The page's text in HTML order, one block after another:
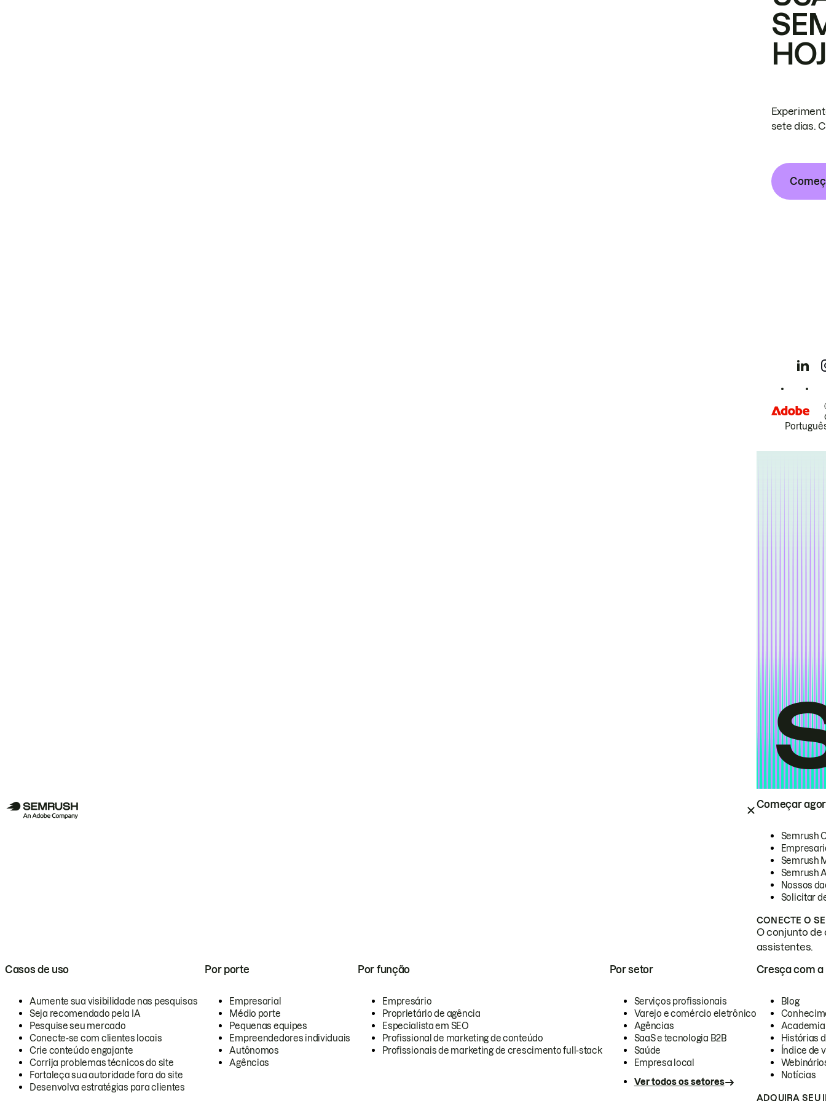
Começar
Semrush
Semrush
Semrush
Nossos
Solicitar
CONECTE O
O conjunto de
assistentes.
Casos de uso
Aumente sua visibilidade nas pesquisas
Seja recomendado pela IA
Pesquise seu mercado
Conecte-se com clientes locais
Crie conteúdo engajante
Corrija problemas técnicos do site
Fortaleça sua autoridade fora do site
Desenvolva estratégias para clientes
Por porte
Empresarial
Médio porte
Pequenas equipes
Empreendedores individuais
Autônomos
Agências
Por função
Empresário
Proprietário de agência
Especialista em SEO
Profissional de marketing de conteúdo
Profissionais de marketing de crescimento full-stack
Por setor
Serviços profissionais
Varejo e comércio eletrônico
Agências
SaaS e tecnologia B2B
Saúde
Empresa local
Ver todos os setores
Cresça com a
Blog
Academia
Histórias
Índice de
Notícias
ADQUIRA SEU
sete dias.